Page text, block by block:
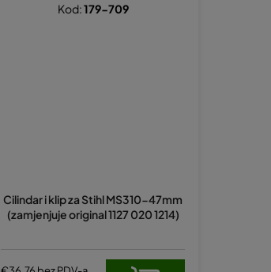
Cilindar i klip za Stihl MS310-47mm
(zamjenjuje original 1127 020 1214)
Kod:179-709